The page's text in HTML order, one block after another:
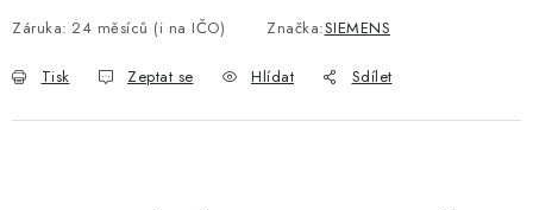
Záruka: 24 měsíců (i na IČO) Značka:SIEMENS
Tisk Zeptat se Hlídat Sdílet